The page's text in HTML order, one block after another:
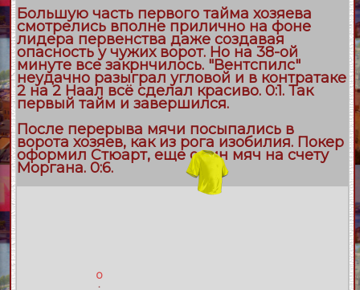
Большую часть первого тайма хозяева
смотрелись вполне прилично на фоне
лидера первенства даже создавая
опасность у чужих ворот. Но на 38-ой
минуте все закрнчилось. "Вентспилс"
неудачно разыграл угловой и в контратаке
2 на 2 Наал всё сделал красиво. 0:1. Так
первый тайм и завершился.
После перерыва мячи посыпались в
ворота хозяев, как из рога изобилия. Покер
оформил Стюарт, еще один мяч на счету
Моргана. 0:6.
0